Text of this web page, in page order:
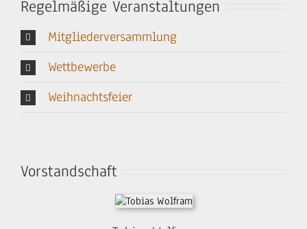
Regelmäßige Veranstaltungen
Mitgliederversammlung
Wettbewerbe
Weihnachtsfeier
Vorstandschaft